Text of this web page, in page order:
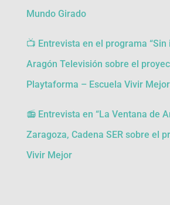
Mundo Girado
📺 Entrevista en el programa “Sin
Aragón Televisión sobre el
Playtaforma – Escuela Vivir Mejor
📻 Entrevista en “La Ventana de
Zaragoza, Cadena SER sobre el
Vivir Mejor